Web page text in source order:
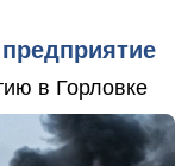
в Горловке